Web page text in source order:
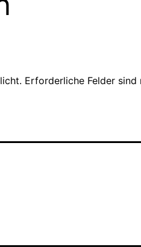
Erforderliche Felder sind